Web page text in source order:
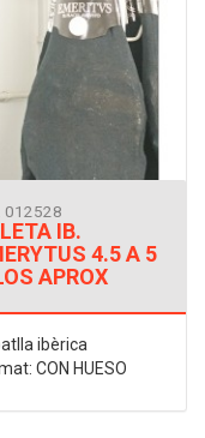
012528
IB.
4.5 A 5
APROX
ibèrica
CON HUESO